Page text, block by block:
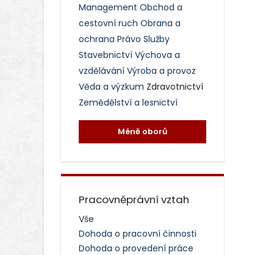
Management Obchod a
cestovní ruch Obrana a
ochrana Právo Služby
Stavebnictví Výchova a
vzdělávání Výroba a provoz
Věda a výzkum Zdravotnictví
Zemědělství a lesnictví
Méně oborů
Pracovněprávní vztah
Vše
Dohoda o pracovní činnosti
Dohoda o provedení práce